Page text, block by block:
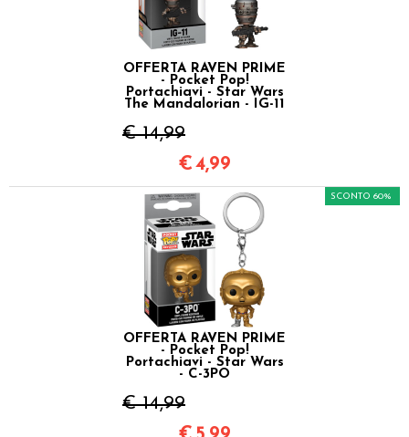
OFFERTA RAVEN PRIME
- Pocket Pop!
Portachiavi - Star Wars
The Mandalorian - IG-11
€ 14,99
€4,99
OFFERTA RAVEN PRIME
- Pocket Pop!
Portachiavi - Star Wars
- C-3PO
€ 14,99
SCONTO 60%